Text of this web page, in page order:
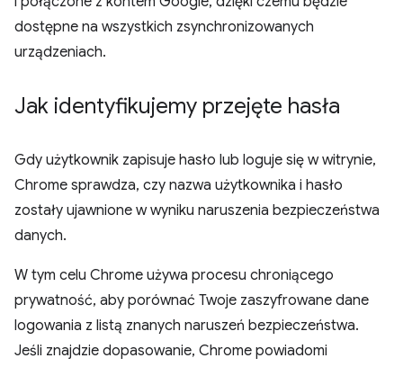
dostępne na wszystkich zsynchronizowanych
urządzeniach.
Jak identyfikujemy przejęte hasła
Gdy użytkownik zapisuje hasło lub loguje się w witrynie,
Chrome sprawdza, czy nazwa użytkownika i hasło
zostały ujawnione w wyniku naruszenia bezpieczeństwa
danych.
W tym celu Chrome używa procesu chroniącego
prywatność, aby porównać Twoje zaszyfrowane dane
logowania z listą znanych naruszeń bezpieczeństwa.
Jeśli znajdzie dopasowanie, Chrome powiadomi